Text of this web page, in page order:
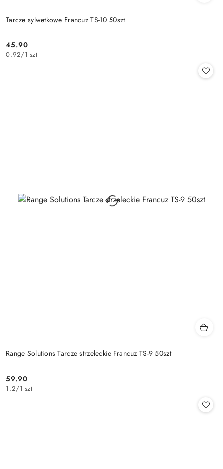
Tarcze sylwetkowe Francuz TS-10 50szt
Cena:
45.90
0.92/1 szt
Range Solutions Tarcze strzeleckie Francuz TS-9 50szt
Cena:
59.90
1.2/1 szt